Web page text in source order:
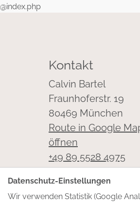
@index.php
Kontakt
Calvin Bartel
Fraunhoferstr. 19
80469 München
Route in Google
öffnen
+49 89 5528 4975
Termin finden
Datenschutz-Einstellungen
Wir verwenden Statistik (Google